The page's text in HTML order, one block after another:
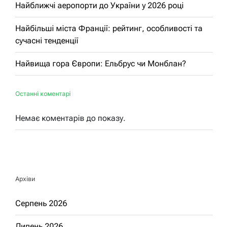
Найближчі аеропорти до України у 2026 році
Найбільші міста Франції: рейтинг, особливості та
сучасні тенденції
Найвища гора Європи: Ельбрус чи Монблан?
Останні коментарі
Немає коментарів до показу.
Архіви
Серпень 2026